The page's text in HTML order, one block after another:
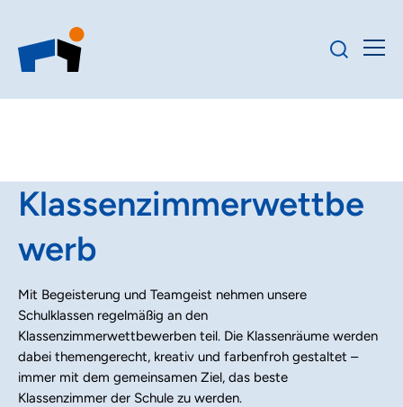
Klassenzimmerwettbe
werb
Mit Begeisterung und Teamgeist nehmen unsere
Schulklassen regelmäßig an den
Klassenzimmerwettbewerben teil. Die Klassenräume werden
dabei themengerecht, kreativ und farbenfroh gestaltet –
immer mit dem gemeinsamen Ziel, das beste
Klassenzimmer der Schule zu werden.